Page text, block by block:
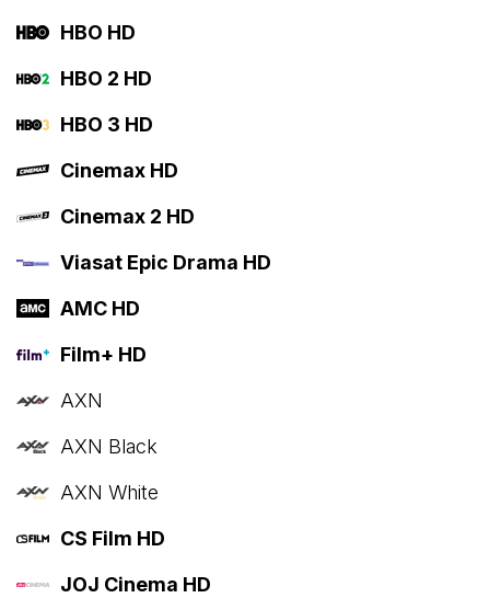
HBO HD
HBO 2 HD
HBO 3 HD
Cinemax HD
Cinemax 2 HD
Viasat Epic Drama HD
AMC HD
Film+ HD
AXN
AXN Black
AXN White
CS Film HD
JOJ Cinema HD